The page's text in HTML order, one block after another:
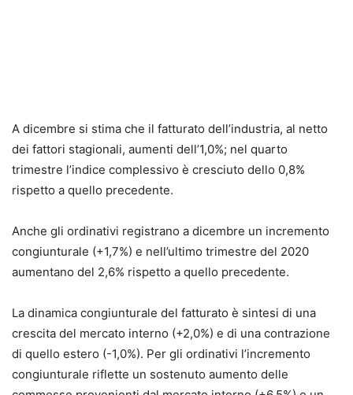
A dicembre si stima che il fatturato dell’industria, al netto
dei fattori stagionali, aumenti dell’1,0%; nel quarto
trimestre l’indice complessivo è cresciuto dello 0,8%
rispetto a quello precedente.
Anche gli ordinativi registrano a dicembre un incremento
congiunturale (+1,7%) e nell’ultimo trimestre del 2020
aumentano del 2,6% rispetto a quello precedente.
La dinamica congiunturale del fatturato è sintesi di una
crescita del mercato interno (+2,0%) e di una contrazione
di quello estero (-1,0%). Per gli ordinativi l’incremento
congiunturale riflette un sostenuto aumento delle